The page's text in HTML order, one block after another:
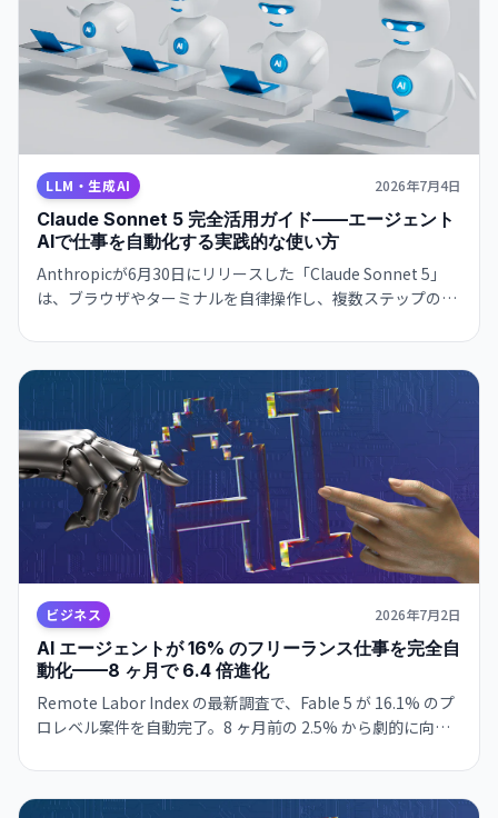
LLM・生成AI 2026年7月4日
Claude Sonnet 5 完全活用ガイド——エージェント
AIで仕事を自動化する実践的な使い方
Anthropicが6月30日にリリースした「Claude Sonnet 5」
は、ブラウザやターミナルを自律操作し、複数ステップの業
Opus 4.8に迫る性能をFreeプランから試せる本モデルの実践
的な使い方と、今日から始められる5つのユースケースを徹
底解説する。
ビジネス 2026年7月2日
AI エージェントが 16% のフリーランス仕事を完全自
動化——8 ヶ月で 6.4 倍進化
Remote Labor Index の最新調査で、Fable 5 が 16.1% のプ
ロレベル案件を自動完了。8 ヶ月前の 2.5% から劇的に向上